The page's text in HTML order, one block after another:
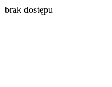
brak dostępu